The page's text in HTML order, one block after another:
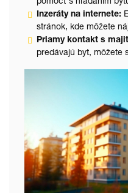
pomôcť s hľadaním
Inzeráty na internete:
stránok, kde môžete
Priamy kontakt s
predávajú byt, môžete